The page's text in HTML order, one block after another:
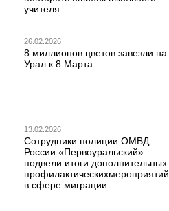
учителя
26.02.2026
8 миллионов цветов завезли на
Урал к 8 Марта
13.02.2026
Сотрудники полиции ОМВД
России «Первоуральский»
подвели итоги дополнительных
профилактическихмероприятий
в сфере миграции